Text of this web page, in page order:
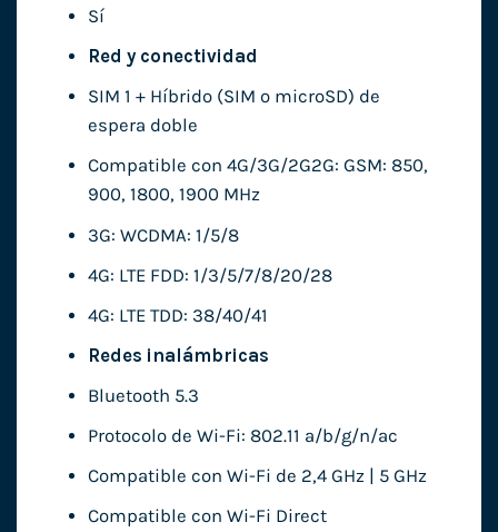
Sí
Red y conectividad
SIM 1 + Híbrido (SIM o microSD) de
espera doble
Compatible con 4G/3G/2G2G: GSM: 850,
900, 1800, 1900 MHz
3G: WCDMA: 1/5/8
4G: LTE FDD: 1/3/5/7/8/20/28
4G: LTE TDD: 38/40/41
Redes inalámbricas
Bluetooth 5.3
Protocolo de Wi-Fi: 802.11 a/b/g/n/ac
Compatible con Wi-Fi de 2,4 GHz | 5 GHz
Compatible con Wi-Fi Direct